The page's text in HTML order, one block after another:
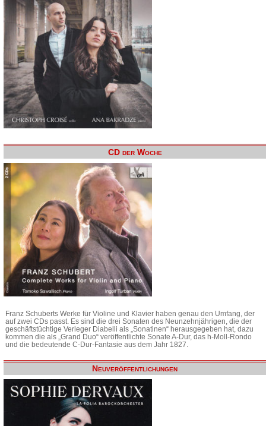
CD der Woche
Franz Schuberts Werke für Violine und Klavier haben genau den Umfang, der
auf zwei CDs passt. Es sind die drei Sonaten des Neunzehnjährigen, die der
geschäftstüchtige Verleger Diabelli als „Sonatinen“ herausgegeben hat, dazu
kommen die als „Grand Duo“ veröffentlichte Sonate A-Dur, das h-Moll-Rondo
und die bedeutende C-Dur-Fantasie aus dem Jahr 1827.
Neuveröffentlichungen